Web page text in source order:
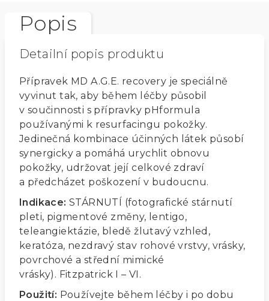
Popis
Detailní popis produktu
Přípravek MD A.G.E. recovery je speciálně
vyvinut tak, aby během léčby působil
v součinnosti s přípravky pHformula
používanými k resurfacingu pokožky.
Jedinečná kombinace účinných látek působí
synergicky a pomáhá urychlit obnovu
pokožky, udržovat její celkové zdraví
a předcházet poškození v budoucnu.
Indikace: STÁRNUTÍ (fotografické stárnutí
pleti, pigmentové změny, lentigo,
teleangiektázie, bledě žlutavý vzhled,
keratóza, nezdravý stav rohové vrstvy, vrásky,
povrchové a střední mimické
vrásky). Fitzpatrick I – VI.
Použití: Používejte během léčby i po dobu